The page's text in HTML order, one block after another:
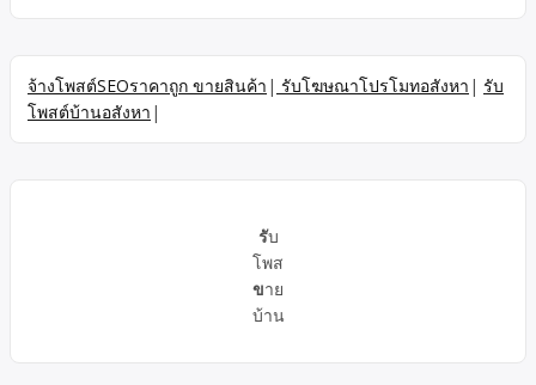
จ้างโพสต์SEOราคาถูก ขายสินค้า | รับโฆษณาโปรโมทอสังหา | รับ
โพสต์บ้านอสังหา |
รับ
โพส
ขาย
บ้าน